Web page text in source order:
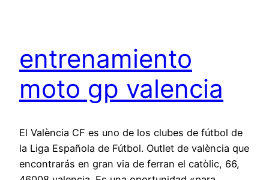
entrenamiento
moto gp valencia
El València CF es uno de los clubes de fútbol de
la Liga Española de Fútbol. Outlet de valència que
encontrarás en gran via de ferran el catòlic, 66,